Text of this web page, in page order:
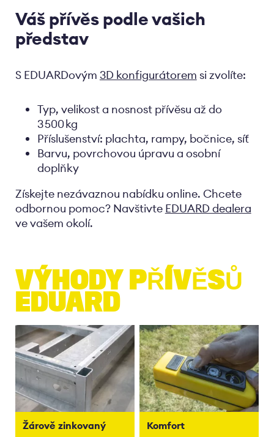
Váš přívěs podle vašich
představ
S EDUARDovým 3D konfigurátorem si zvolíte:
Typ, velikost a nosnost přívěsu až do
3 500 kg
Příslušenství: plachta, rampy, bočnice, síť
Barvu, povrchovou úpravu a osobní
doplňky
Získejte nezávaznou nabídku online. Chcete
odbornou pomoc? Navštivte EDUARD dealera
ve vašem okolí.
VÝHODY PŘÍVĚSŮ
EDUARD
Žárově zinkovaný Komfort